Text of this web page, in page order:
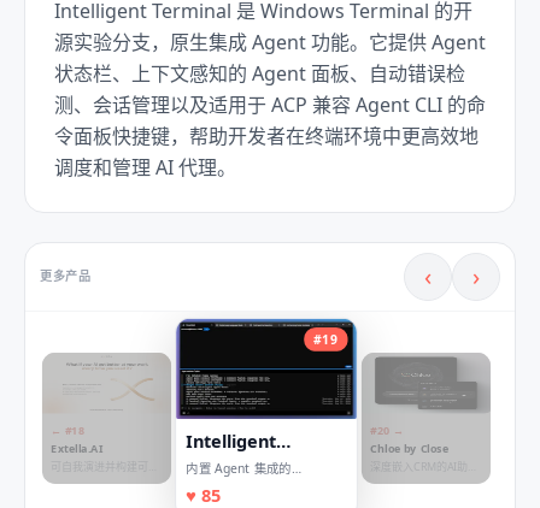
Intelligent Terminal 是 Windows Terminal 的开
源实验分支，原生集成 Agent 功能。它提供 Agent
状态栏、上下文感知的 Agent 面板、自动错误检
测、会话管理以及适用于 ACP 兼容 Agent CLI 的命
令面板快捷键，帮助开发者在终端环境中更高效地
调度和管理 AI 代理。
更多产品 ‹ ›
← #18
Extella.AI
用系统的代理平台
#19
Intelligent
Terminal
内置 Agent 集成的
Windows 终端
♥ 85
#20 →
Chloe by Close
深度嵌入CRM的AI助
理，自动跟进潜在客户